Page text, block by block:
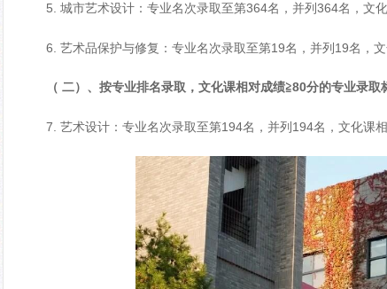
5. 城市艺术设计：专业名次录取至第364名，并列364名，文
6. 艺术品保护与修复：专业名次录取至第19名，并列19名，
（ 二）、按专业排名录取，文化课相对成绩≧80分的专业录取
7. 艺术设计：专业名次录取至第194名，并列194名，文化课